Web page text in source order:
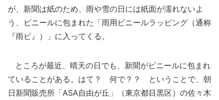
が、新聞は紙のため、雨や雪の日には紙面が濡れないよ
う、ビニールに包まれた「雨用ビニールラッピング（通称
『雨ビ』）」に入ってくる。
ところが最近、晴天の日でも、新聞がビニールに包まれ
ていることがある。はて？ 何で？？ ということで、朝
日新聞販売所「ASA自由が丘」（東京都目黒区）の佐々木